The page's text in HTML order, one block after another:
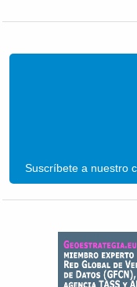
Suscríbete a nuestro